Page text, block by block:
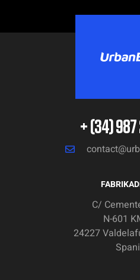
+ (34)
C/
N-601
24227